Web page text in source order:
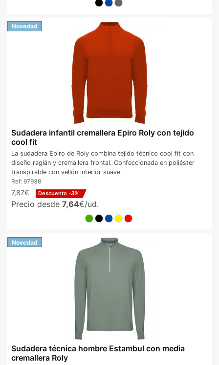
Novedad
Sudadera infantil cremallera Epiro Roly con tejido
cool fit
La sudadera Epiro de Roly combina tejido técnico cool fit con
diseño raglán y cremallera frontal. Confeccionada en poliéster
transpirable con vellón interior suave.
Ref: 97938
7,87€ Descuento -3%
Precio desde 7,64€/ud.
Novedad
Sudadera técnica hombre Estambul con media
cremallera Roly